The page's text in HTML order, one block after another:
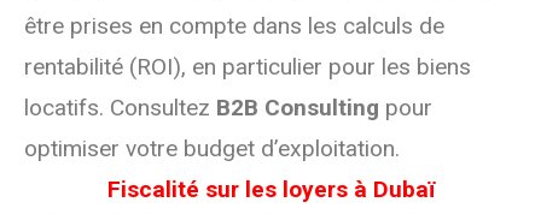
être prises en compte dans les calculs de
rentabilité (ROI), en particulier pour les biens
locatifs. Consultez B2B Consulting pour
optimiser votre budget d’exploitation.
Fiscalité sur les loyers à Dubaï